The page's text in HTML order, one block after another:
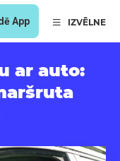
App IZVĒLNE
ar auto: